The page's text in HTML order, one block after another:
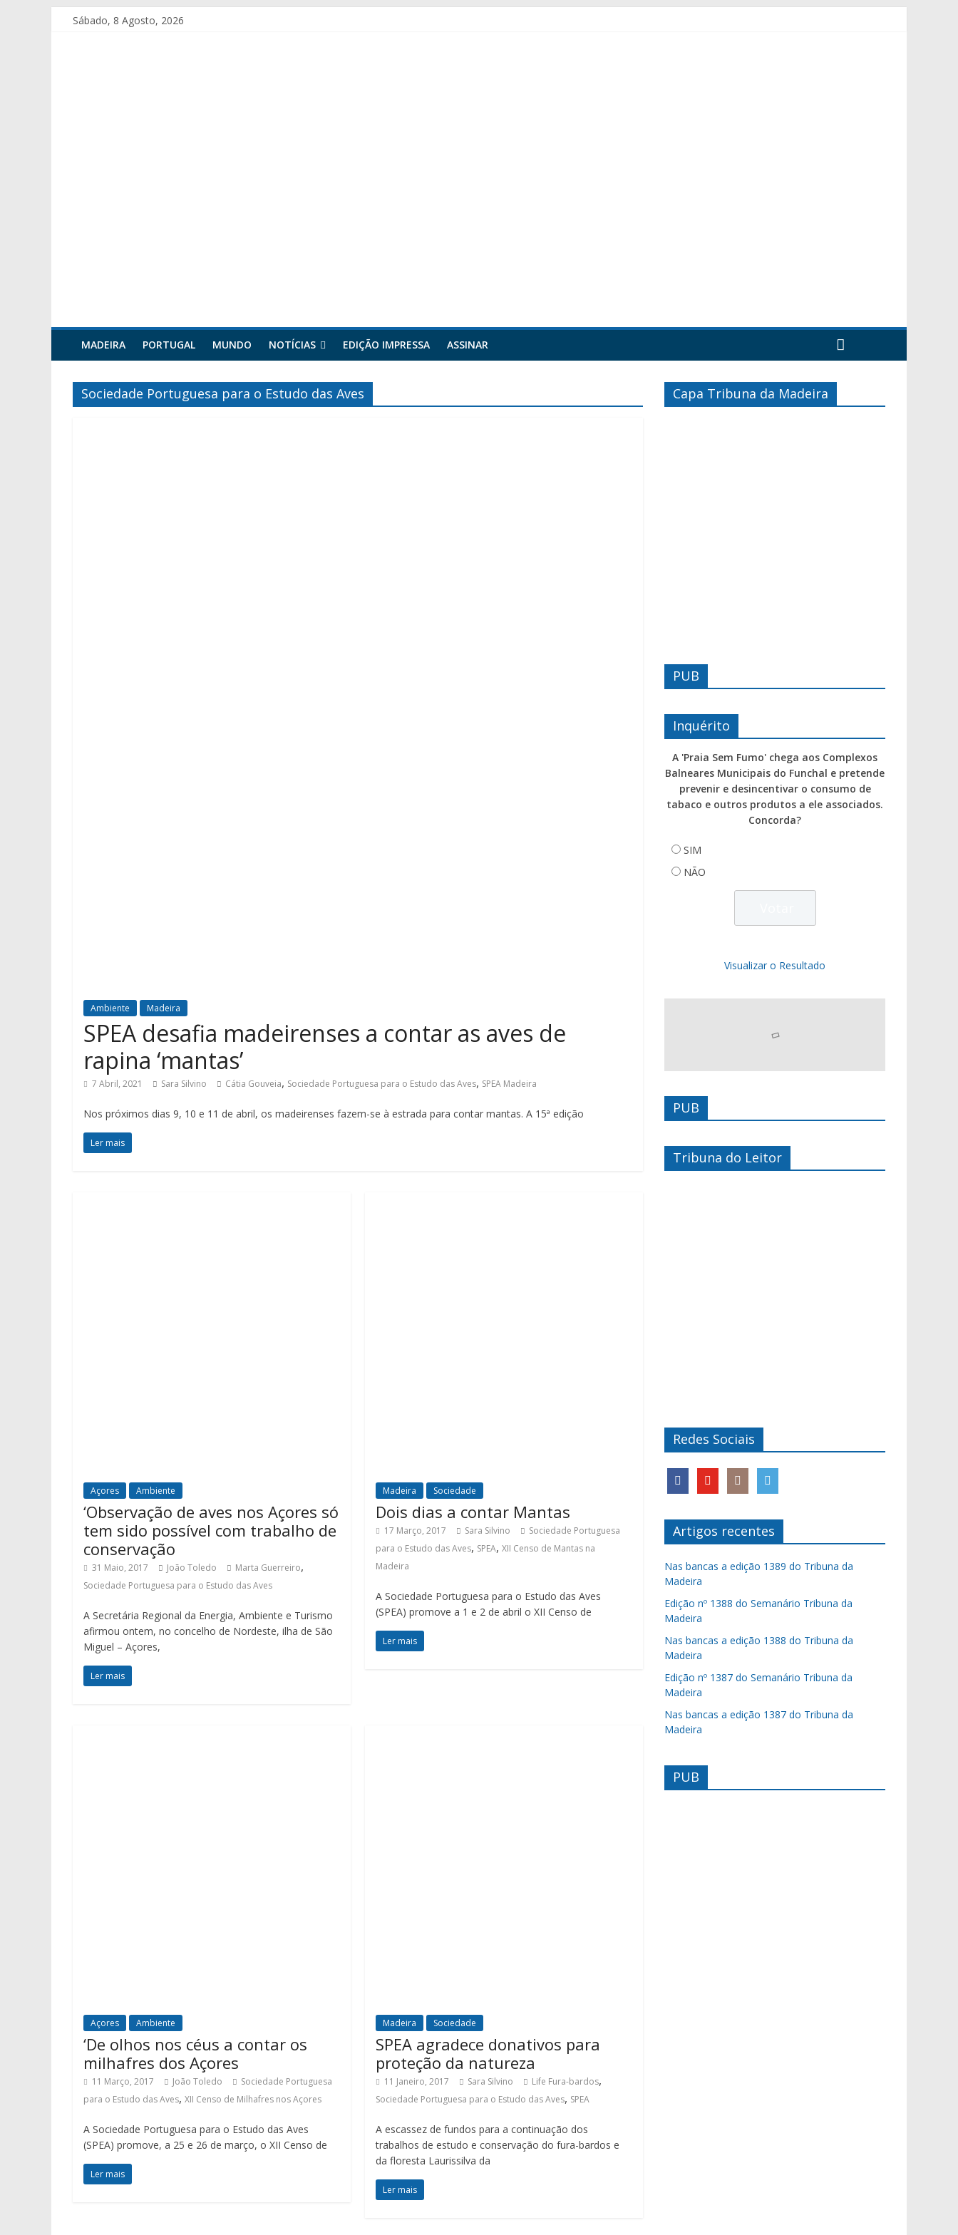
Sábado, 8 Agosto, 2026
MADEIRA PORTUGAL MUNDO NOTÍCIAS EDIÇÃO IMPRESSA ASSINAR
Sociedade Portuguesa para o Estudo das Aves
Ambiente Madeira
SPEA desafia madeirenses a contar as aves de
rapina ‘mantas’
7 Abril, 2021 Sara Silvino Cátia Gouveia, Sociedade Portuguesa para o Estudo das Aves, SPEA Madeira
Nos próximos dias 9, 10 e 11 de abril, os madeirenses fazem-se à estrada para contar mantas. A 15ª edição
Ler mais
Açores Ambiente
‘Observação de aves nos Açores só
tem sido possível com trabalho de
conservação
31 Maio, 2017 João Toledo Marta Guerreiro,
Sociedade Portuguesa para o Estudo das Aves
A Secretária Regional da Energia, Ambiente e Turismo
afirmou ontem, no concelho de Nordeste, ilha de São
Miguel – Açores,
Ler mais
Madeira Sociedade
Dois dias a contar Mantas
17 Março, 2017 Sara Silvino
Sociedade Portuguesa
para o Estudo das Aves, SPEA,XII Censo de Mantas na
Madeira
A Sociedade Portuguesa para o Estudo das Aves
(SPEA) promove a 1 e 2 de abril o XII Censo de
Ler mais
Açores Ambiente
‘De olhos nos céus a contar os
milhafres dos Açores
11 Março, 2017 João Toledo
Sociedade Portuguesa
para o Estudo das Aves, XII Censo de Milhafres nos Açores
A Sociedade Portuguesa para o Estudo das Aves
(SPEA) promove, a 25 e 26 de março, o XII Censo de
Ler mais
Madeira Sociedade
SPEA agradece donativos para
proteção da natureza
11 Janeiro, 2017 Sara Silvino Life Fura-bardos,
Sociedade Portuguesa para o Estudo das Aves, SPEA
A escassez de fundos para a continuação dos
trabalhos de estudo e conservação do fura-bardos e
da floresta Laurissilva da
Ler mais
Capa Tribuna da Madeira
PUB
Inquérito
A 'Praia Sem Fumo' chega aos Complexos
Balneares Municipais do Funchal e pretende
prevenir e desincentivar o consumo de
tabaco e outros produtos a ele associados.
Concorda?
SIM
NÃO
Visualizar o Resultado
PUB
Tribuna do Leitor
Redes Sociais
Artigos recentes
Nas bancas a edição 1389 do Tribuna da
Madeira
Edição nº 1388 do Semanário Tribuna da
Madeira
Nas bancas a edição 1388 do Tribuna da
Madeira
Edição nº 1387 do Semanário Tribuna da
Madeira
Nas bancas a edição 1387 do Tribuna da
Madeira
PUB